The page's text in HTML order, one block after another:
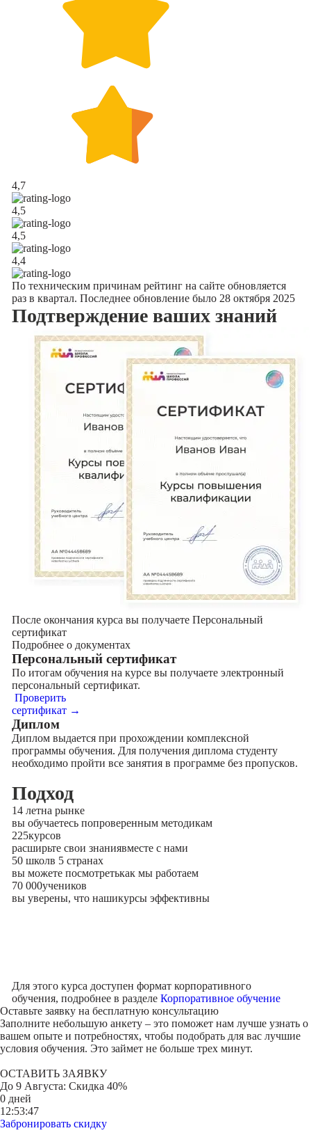
4,7
4,5
4,5
4,4
По техническим причинам рейтинг на сайте обновляется
раз в квартал. Последнее обновление было 28 октября 2025
Подтверждение ваших знаний
После окончания курса вы получаете Персональный
сертификат
Подробнее о документах
Персональный сертификат
По итогам обучения на курсе вы получаете электронный
персональный сертификат.
Проверить
сертификат →
Диплом
Диплом выдается при прохождении комплексной
программы обучения. Для получения диплома студенту
необходимо пройти все занятия в программе без пропусков.
Подход
14 летна рынке
вы обучаетесь попроверенным методикам
225курсов
расширьте свои знаниявместе с нами
50 школв 5 странах
вы можете посмотретькак мы работаем
70 000учеников
вы уверены, что нашикурсы эффективны
Для этого курса доступен формат корпоративного
обучения, подробнее в разделе Корпоративное обучение
Оставьте заявку на бесплатную консультацию
Заполните небольшую анкету – это поможет нам лучше узнать о
вашем опыте и потребностях, чтобы подобрать для вас лучшие
условия обучения. Это займет не больше трех минут.
ОСТАВИТЬ ЗАЯВКУ
До 9 Августа: Скидка 40%
0 дней
12:53:47
Забронировать скидку